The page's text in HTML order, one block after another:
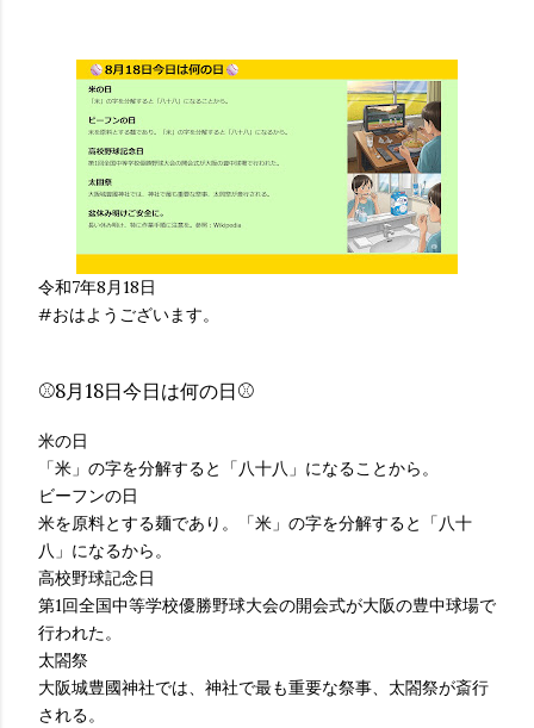
令和7年8月18日
#おはようございます。
⚾️8月18日今日は何の日⚾️
米の日
「米」の字を分解すると「八十八」になることから。
ビーフンの日
米を原料とする麺であり。「米」の字を分解すると「八十
八」になるから。
高校野球記念日
第1回全国中等学校優勝野球大会の開会式が大阪の豊中球場で
行われた。
太閤祭
大阪城豊國神社では、神社で最も重要な祭事、太閤祭が斎行
される。